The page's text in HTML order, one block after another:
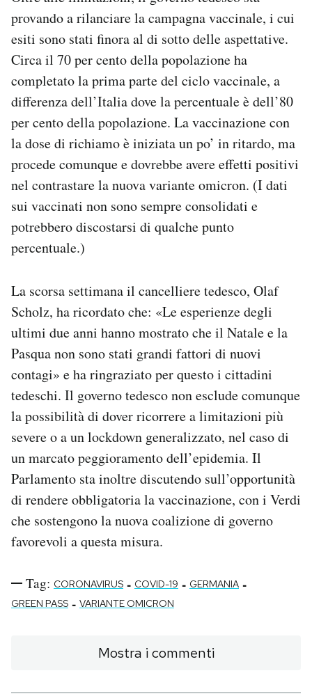
provando a rilanciare la campagna vaccinale, i cui
esiti sono stati finora al di sotto delle aspettative.
Circa il 70 per cento della popolazione ha
completato la prima parte del ciclo vaccinale, a
differenza dell’Italia dove la percentuale è dell’80
per cento della popolazione. La vaccinazione con
la dose di richiamo è iniziata un po’ in ritardo, ma
procede comunque e dovrebbe avere effetti positivi
nel contrastare la nuova variante omicron. (I dati
sui vaccinati non sono sempre consolidati e
potrebbero discostarsi di qualche punto
percentuale.)
La scorsa settimana il cancelliere tedesco, Olaf
Scholz, ha ricordato che: «Le esperienze degli
ultimi due anni hanno mostrato che il Natale e la
Pasqua non sono stati grandi fattori di nuovi
contagi» e ha ringraziato per questo i cittadini
tedeschi. Il governo tedesco non esclude comunque
la possibilità di dover ricorrere a limitazioni più
severe o a un lockdown generalizzato, nel caso di
un marcato peggioramento dell’epidemia. Il
Parlamento sta inoltre discutendo sull’opportunità
di rendere obbligatoria la vaccinazione, con i Verdi
che sostengono la nuova coalizione di governo
favorevoli a questa misura.
Tag: CORONAVIRUS - COVID-19 - GERMANIA -
GREEN PASS - VARIANTE OMICRON
Mostra i commenti